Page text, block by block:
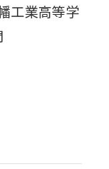
業高等学